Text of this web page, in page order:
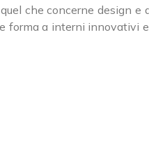
che concerne design e
forma a interni innovativi